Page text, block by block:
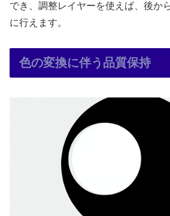
でき、調整レイヤーを使えば、後か
に行えます。
色の変換に伴う品質保持